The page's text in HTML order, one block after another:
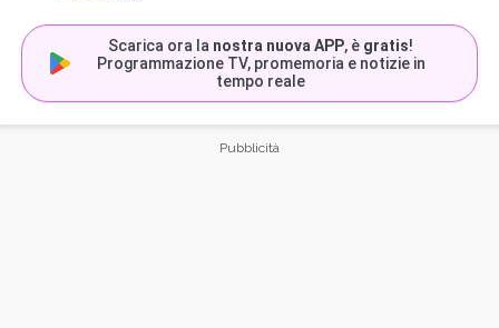
Scarica ora la nostra nuova APP, è gratis!
Programmazione TV, promemoria e notizie in
tempo reale